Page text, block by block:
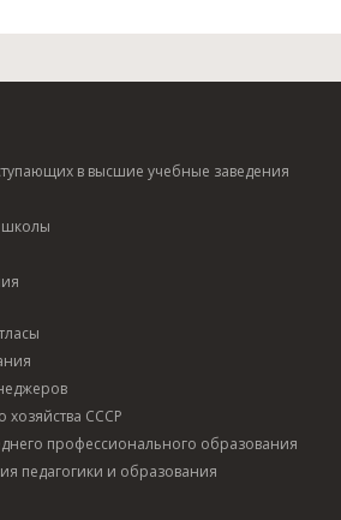
в высшие учебные заведения
школы
СССР
профессионального образования
педагогики и образования